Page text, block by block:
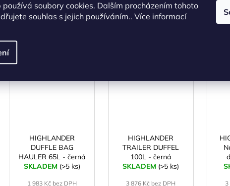
používá soubory cookies. Dalším procházením tohoto
souhlas s jejich používáním.. Více informací
HIGHLANDER
DUFFLE BAG
HAULER 65L - černá
SKLADEM (>5 ks)
1 983 Kč bez DPH
HIGHLANDER
TRAILER DUFFEL
100L - černá
SKLADEM (>5 ks)
3 876 Kč bez DPH 3